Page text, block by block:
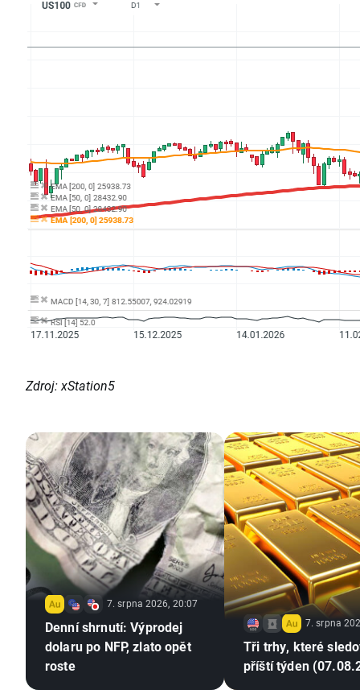
Zdroj: xStation5
7. srpna 2026, 20:07
Denní shrnutí: Výprodej
dolaru po NFP, zlato opět
roste
7. srpna
Tři trhy, které
příští týden